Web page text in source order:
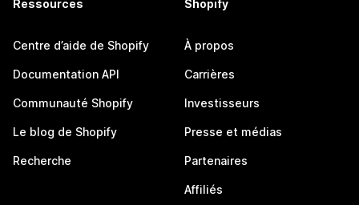
Ressources
Centre d’aide de Shopify
Documentation API
Communauté Shopify
Le blog de Shopify
Recherche
Shopify
À propos
Carrières
Investisseurs
Presse et médias
Partenaires
Affiliés